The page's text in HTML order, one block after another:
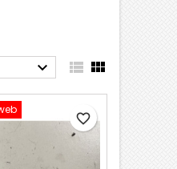
  
favorite_border